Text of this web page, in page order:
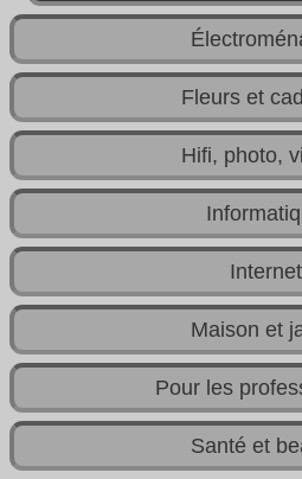
Fleurs et
Hifi, photo,
Internet
Maison et
Pour les
Santé et